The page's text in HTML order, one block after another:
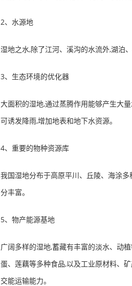
2、水源地
湿地之水,除了江河、溪沟的水流外,湖泊
3、生态环境的优化器
大面积的湿地,通过蒸腾作用能够产生大
可诱发降雨,增加地表和地下水资源。
4、重要的物种资源库
我国湿地分布于高原平川、丘陵、海涂
分丰富。
5、物产能源基地
广阔多样的湿地,蓄藏有丰富的淡水、动
蛋、莲藕等多种食品,以及工业原材料、
交能运输能力。